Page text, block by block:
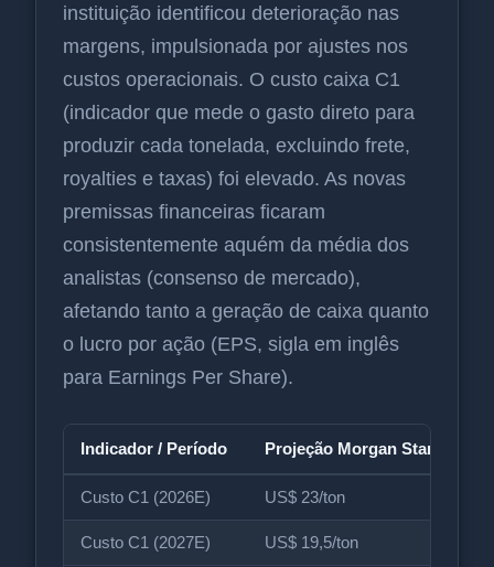
instituição identificou deterioração nas
margens, impulsionada por ajustes nos
custos operacionais. O custo caixa C1
(indicador que mede o gasto direto para
produzir cada tonelada, excluindo frete,
royalties e taxas) foi elevado. As novas
premissas financeiras ficaram
consistentemente aquém da média dos
analistas (consenso de mercado),
afetando tanto a geração de caixa quanto
o lucro por ação (EPS, sigla em inglês
para Earnings Per Share).
Indicador / Período Projeção Morgan Stanley
Custo C1 (2026E) US$ 23/ton
Custo C1 (2027E) US$ 19,5/ton